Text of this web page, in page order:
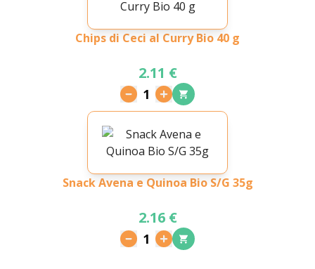
Chips di Ceci al Curry Bio 40 g
2.11 €
1
Snack Avena e Quinoa Bio S/G 35g
2.16 €
1